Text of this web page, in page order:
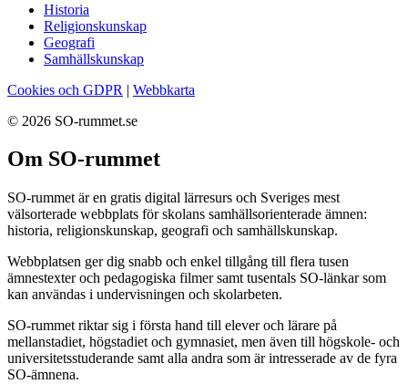
Historia
Religionskunskap
Geografi
Samhällskunskap
Cookies och GDPR | Webbkarta
© 2026 SO-rummet.se
Om SO-rummet
SO-rummet är en gratis digital lärresurs och Sveriges mest
välsorterade webbplats för skolans samhällsorienterade ämnen:
historia, religionskunskap, geografi och samhällskunskap.
Webbplatsen ger dig snabb och enkel tillgång till flera tusen
ämnestexter och pedagogiska filmer samt tusentals SO-länkar som
kan användas i undervisningen och skolarbeten.
SO-rummet riktar sig i första hand till elever och lärare på
mellanstadiet, högstadiet och gymnasiet, men även till högskole- och
universitetsstuderande samt alla andra som är intresserade av de fyra
SO-ämnena.